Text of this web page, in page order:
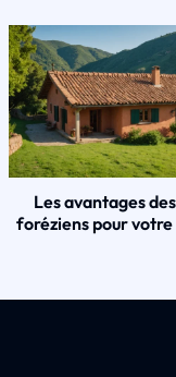
Les avantages
foréziens pour votre